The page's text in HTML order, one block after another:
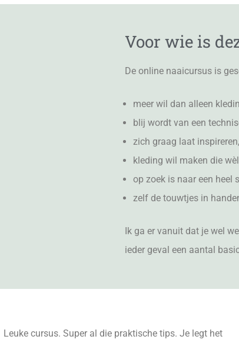
Voor wie is
De online naaicursus is
meer wil dan alleen
blij wordt van een
zich graag laat
kleding wil maken die
op zoek is naar een heel
zelf de touwtjes in
Ik ga er vanuit dat je wel
ieder geval een aantal
Leuke cursus. Super al die praktische tips. Je legt het